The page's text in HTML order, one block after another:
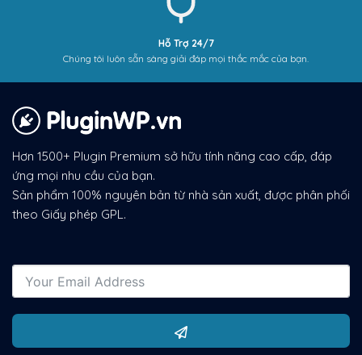
Hỗ Trợ 24/7
Chúng tôi luôn sẵn sàng giải đáp mọi thắc mắc của bạn.
Hơn 1500+ Plugin Premium sở hữu tính năng cao cấp, đáp
ứng mọi nhu cầu của bạn.
Sản phẩm 100% nguyên bản từ nhà sản xuất, được phân phối
theo Giấy phép GPL.